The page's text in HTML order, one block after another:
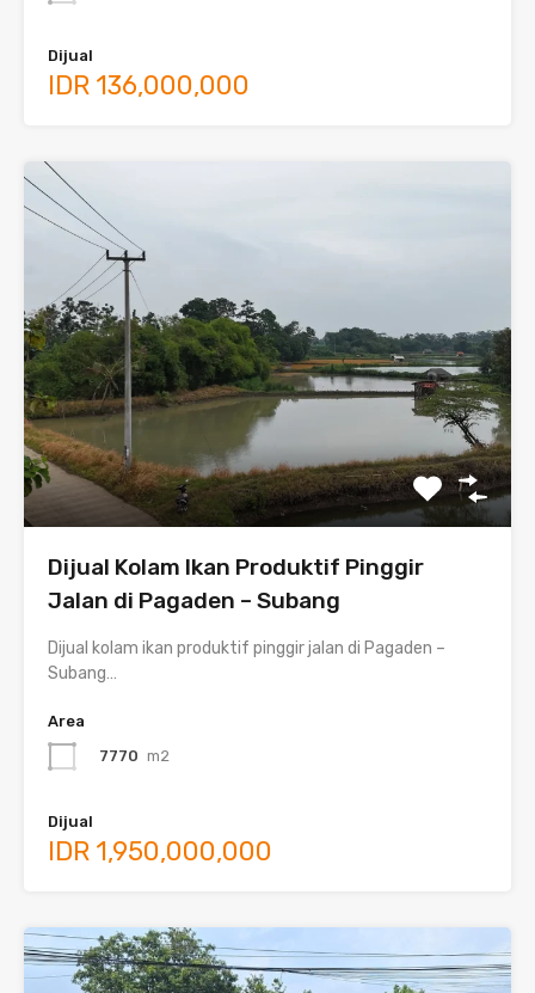
Dijual
IDR 136,000,000
Dijual Kolam Ikan Produktif Pinggir
Jalan di Pagaden – Subang
Dijual kolam ikan produktif pinggir jalan di Pagaden –
Subang…
Area
7770 m2
Dijual
IDR 1,950,000,000